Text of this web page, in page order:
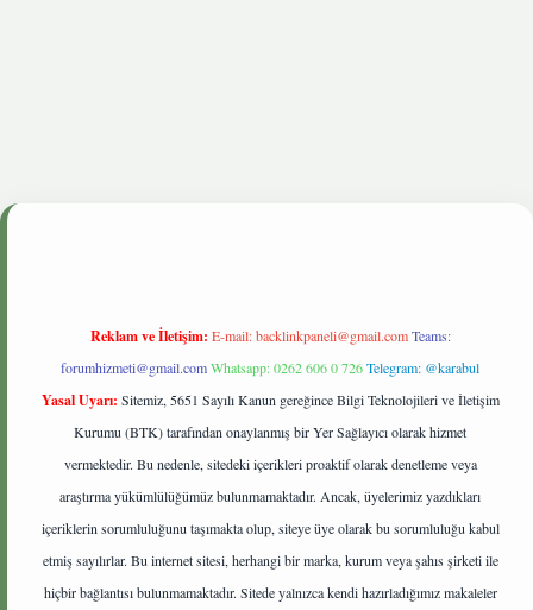
Reklam ve İletişim: E-mail:backlinkpaneli@gmail.com Teams:
forumhizmeti@gmail.comWhatsapp: 0262 606 0 726Telegram: @karabul
Yasal Uyarı: Sitemiz, 5651 Sayılı Kanun gereğince Bilgi Teknolojileri ve İletişim
Kurumu (BTK) tarafından onaylanmış bir Yer Sağlayıcı olarak hizmet
vermektedir. Bu nedenle, sitedeki içerikleri proaktif olarak denetleme veya
araştırma yükümlülüğümüz bulunmamaktadır. Ancak, üyelerimiz yazdıkları
içeriklerin sorumluluğunu taşımakta olup, siteye üye olarak bu sorumluluğu kabul
etmiş sayılırlar. Bu internet sitesi, herhangi bir marka, kurum veya şahıs şirketi ile
hiçbir bağlantısı bulunmamaktadır. Sitede yalnızca kendi hazırladığımız makaleler